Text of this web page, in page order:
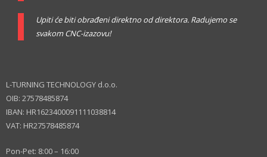
Upiti će biti obrađeni direktno od direktora. Radujemo se
svakom CNC-izazovu!
L-TURNING TECHNOLOGY d.o.o.
OIB: 27578485874
IBAN: HR1623400091111038814
VAT: HR27578485874
Pon-Pet: 8:00 – 16:00